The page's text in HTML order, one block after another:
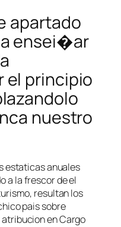
apartado
ensei�ar
el principio
nuestro
estaticas anuales
a la frescor de el
resultan los
pais sobre
en Cargo